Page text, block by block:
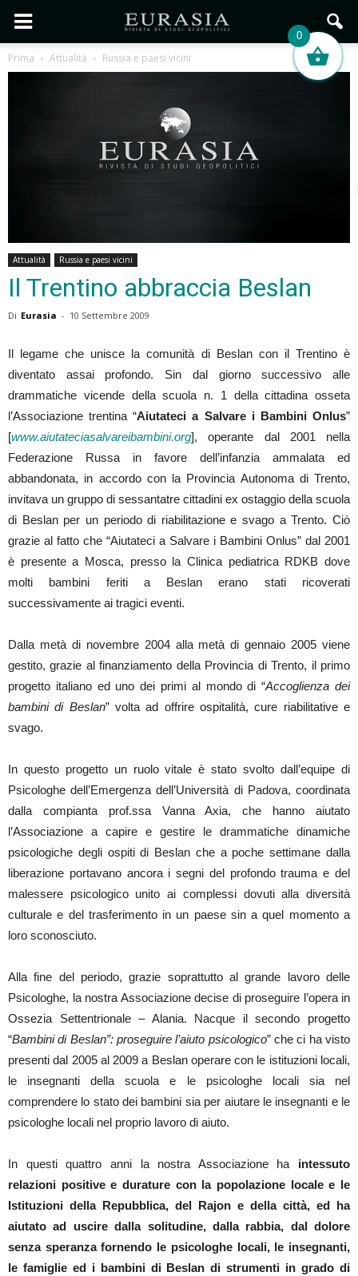
Prima Attualità Russia e paesi vicini
Attualità Russia e paesi vicini
Il Trentino abbraccia Beslan
Di Eurasia - 10 Settembre 2009
Il legame che unisce la comunità di Beslan con il Trentino è
diventato assai profondo. Sin dal giorno successivo alle
drammatiche vicende della scuola n. 1 della cittadina osseta
l’Associazione trentina “Aiutateci a Salvare i Bambini Onlus”
[www.aiutateciasalvareibambini.org], operante dal 2001 nella
Federazione Russa in favore dell’infanzia ammalata ed
abbandonata, in accordo con la Provincia Autonoma di Trento,
invitava un gruppo di sessantatre cittadini ex ostaggio della scuola
di Beslan per un periodo di riabilitazione e svago a Trento. Ciò
grazie al fatto che “Aiutateci a Salvare i Bambini Onlus” dal 2001
è presente a Mosca, presso la Clinica pediatrica RDKB dove
molti bambini feriti a Beslan erano stati ricoverati
successivamente ai tragici eventi.
Dalla metà di novembre 2004 alla metà di gennaio 2005 viene
gestito, grazie al finanziamento della Provincia di Trento, il primo
progetto italiano ed uno dei primi al mondo di “Accoglienza dei
bambini di Beslan” volta ad offrire ospitalità, cure riabilitative e
svago.
In questo progetto un ruolo vitale è stato svolto dall’equipe di
Psicologhe dell’Emergenza dell’Università di Padova, coordinata
dalla compianta prof.ssa Vanna Axia, che hanno aiutato
l’Associazione a capire e gestire le drammatiche dinamiche
psicologiche degli ospiti di Beslan che a poche settimane dalla
liberazione portavano ancora i segni del profondo trauma e del
malessere psicologico unito ai complessi dovuti alla diversità
culturale e del trasferimento in un paese sin a quel momento a
loro sconosciuto.
Alla fine del periodo, grazie soprattutto al grande lavoro delle
Psicologhe, la nostra Associazione decise di proseguire l’opera in
Ossezia Settentrionale – Alania. Nacque il secondo progetto
“Bambini di Beslan”: proseguire l’aiuto psicologico” che ci ha visto
presenti dal 2005 al 2009 a Beslan operare con le istituzioni locali,
le insegnanti della scuola e le psicologhe locali sia nel
comprendere lo stato dei bambini sia per aiutare le insegnanti e le
psicologhe locali nel proprio lavoro di aiuto.
In questi quattro anni la nostra Associazione ha intessuto
relazioni positive e durature con la popolazione locale e le
Istituzioni della Repubblica, del Rajon e della città, ed ha
aiutato ad uscire dalla solitudine, dalla rabbia, dal dolore
senza speranza fornendo le psicologhe locali, le insegnanti,
le famiglie ed i bambini di Beslan di strumenti in grado di
0